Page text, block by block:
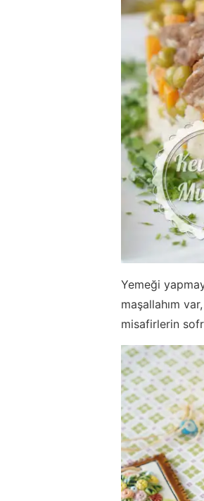
Yemeği
maşallahım
misafirlerin